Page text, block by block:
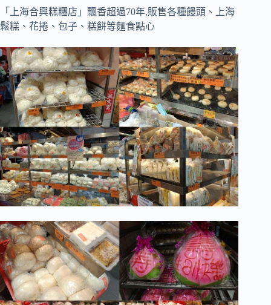
「上海合興糕糰店」飄香超過70年,販售各種饅頭、上海
鬆糕、花捲、包子、糕餅等麵食點心